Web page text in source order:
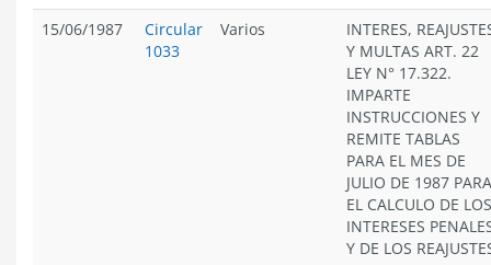
15/06/1987
Circular
1033
Varios
INTERES,
Y MULTAS ART. 22
LEY N° 17.322.
IMPARTE
INSTRUCCIONES Y
REMITE TABLAS
PARA EL MES DE
JULIO DE 1987 PARA
EL CALCULO DE LOS
INTERESES
Y DE LOS